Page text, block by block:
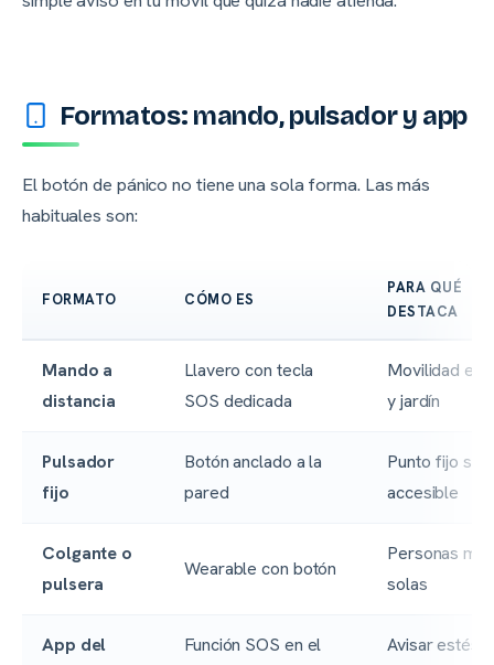
Formatos: mando, pulsador y app
El botón de pánico no tiene una sola forma. Las más
habituales son:
FORMATO CÓMO ES
PARA QUÉ
DESTACA
Mando a
distancia
Llavero con tecla
SOS dedicada
Movilidad en
y jardín
Pulsador
fijo
Botón anclado a la
pared
Punto fijo
accesible
Colgante o
pulsera
Wearable con botón
Personas
solas
App del
Función SOS en el
Avisar estés